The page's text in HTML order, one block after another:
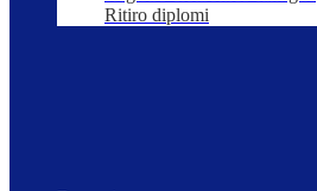
Ritiro diplomi